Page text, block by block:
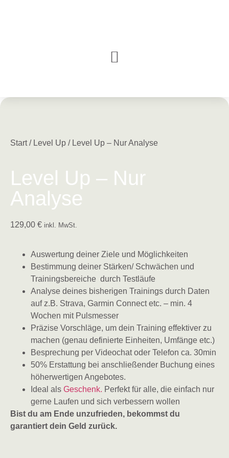
Start/ Level Up / Level Up – Nur Analyse
Level Up – Nur
Analyse
129,00 € inkl. MwSt.
Auswertung deiner Ziele und Möglichkeiten
Bestimmung deiner Stärken/ Schwächen und
Trainingsbereiche durch Testläufe
Analyse deines bisherigen Trainings durch Daten
auf z.B. Strava, Garmin Connect etc. – min. 4
Wochen mit Pulsmesser
Präzise Vorschläge, um dein Training effektiver zu
machen (genau definierte Einheiten, Umfänge etc.)
Besprechung per Videochat oder Telefon ca. 30min
50% Erstattung bei anschließender Buchung eines
höherwertigen Angebotes.
Ideal als Geschenk. Perfekt für alle, die einfach nur
gerne Laufen und sich verbessern wollen
Bist du am Ende unzufrieden, bekommst du
garantiert dein Geld zurück.